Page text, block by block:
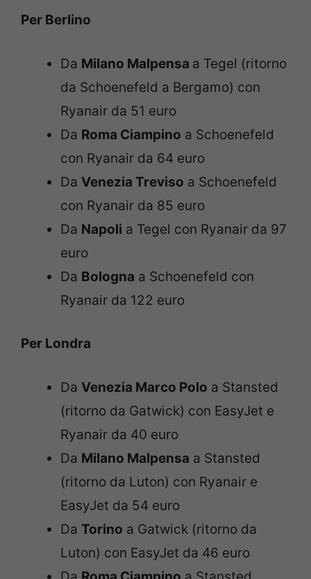
Per Berlino
Da Milano Malpensa a Tegel (ritorno
da Schoenefeld a Bergamo) con
Ryanair da 51 euro
Da Roma Ciampino a Schoenefeld
con Ryanair da 64 euro
Da Venezia Treviso a Schoenefeld
con Ryanair da 85 euro
Da Napoli a Tegel con Ryanair da 97
euro
Da Bologna a Schoenefeld con
Ryanair da 122 euro
Per Londra
Da Venezia Marco Polo a Stansted
(ritorno da Gatwick) con EasyJet e
Ryanair da 40 euro
Da Milano Malpensa a Stansted
(ritorno da Luton) con Ryanair e
EasyJet da 54 euro
Da Torino a Gatwick (ritorno da
Luton) con EasyJet da 46 euro